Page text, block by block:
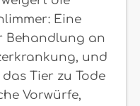
Eine
Behandlung an
und
Tier zu Tode
Vorwürfe,